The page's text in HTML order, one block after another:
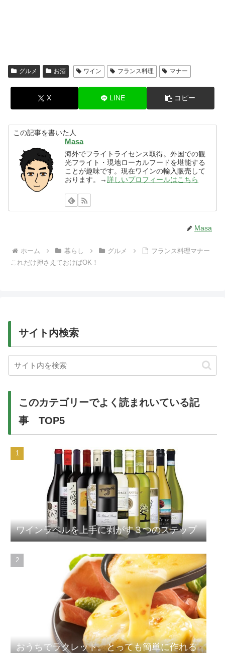
グルメ お酒 ワイン フランス料理 マナー
X LINE コピー
この記事を書いた人
Masa
海外でフライトライセンス取得。外国での観
光フライト・現地ローカルフードを堪能する
ことが趣味です。現在ワインの輸入販売して
おります。→詳しいプロフィールはこちら
Masa
ホーム 暮らし グルメ
フランス料理マナー
これだけ押さえておけばOK！
サイト内検索
このカテゴリーでよく読まれいている記
事 TOP5
ワインラベルを上手に剥がす３つのステップ
おうちでラクレット。とっても簡単に作れる